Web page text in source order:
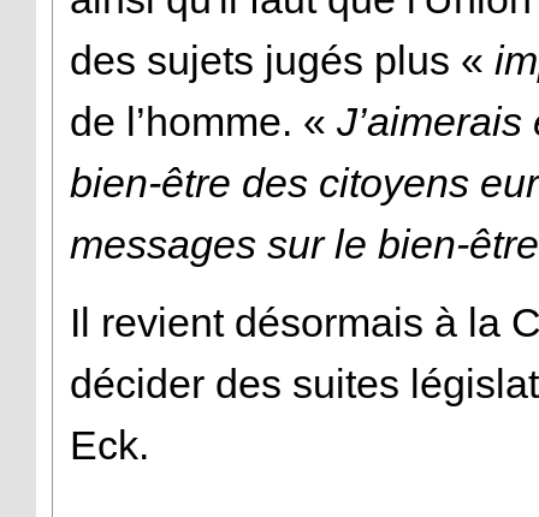
des sujets jugés plus «
de l’homme. «
bien-être des citoyens
messages sur le bien-
Il revient désormais à la
décider des suites
Eck.